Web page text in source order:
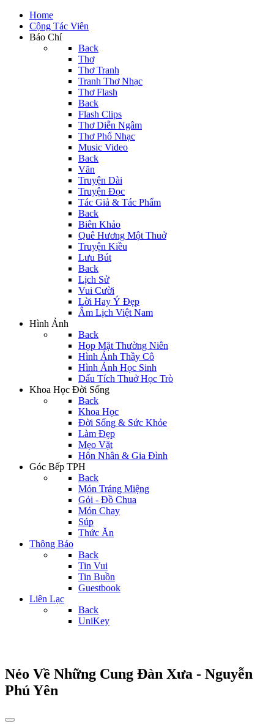
Home
Cộng Tác Viên
Báo Chí
Back
Thơ
Thơ Tranh
Tranh Thơ Nhạc
Thơ Flash
Back
Flash Clips
Thơ Diễn Ngâm
Thơ Phổ Nhạc
Music Video
Back
Văn
Truyện Dài
Truyện Đọc
Tác Giả & Tác Phẩm
Back
Biên Khảo
Quê Hương Một Thuở
Truyện Kiều
Lưu Bút
Back
Lịch Sử
Vui Cười
Lời Hay Ý Đẹp
Âm Lịch Việt Nam
Hình Ảnh
Back
Họp Mặt Thường Niên
Hình Ảnh Thầy Cô
Hình Ảnh Học Sinh
Dấu Tích Thuở Học Trò
Khoa Học Đời Sống
Back
Khoa Học
Đời Sống & Sức Khỏe
Làm Đẹp
Mẹo Vặt
Hôn Nhân & Gia Đình
Góc Bếp TPH
Back
Món Tráng Miệng
Gỏi - Đồ Chua
Món Chay
Súp
Thức Ăn
Thông Báo
Back
Tin Vui
Tin Buồn
Guestbook
Liên Lạc
Back
UniKey
Nẻo Về Những Cung Đàn Xưa - Nguyễn
Phú Yên